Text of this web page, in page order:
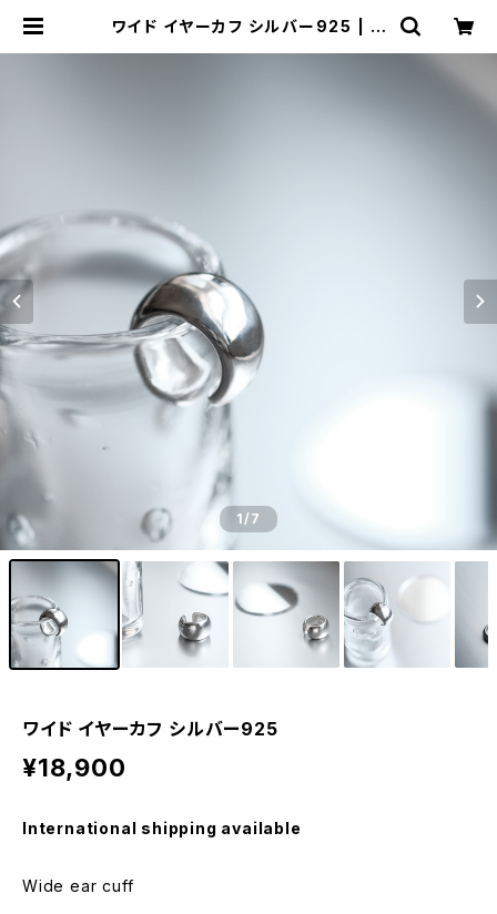
ワイド イヤーカフ シルバー925 | ク
1/7
ワイド イヤーカフ シルバー925
¥18,900
International shipping available
Wide ear cuff